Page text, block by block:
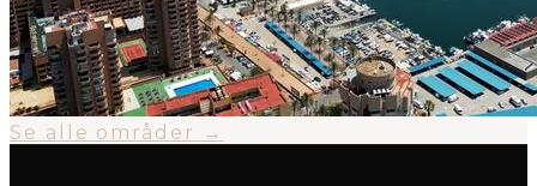
Se alle områder →